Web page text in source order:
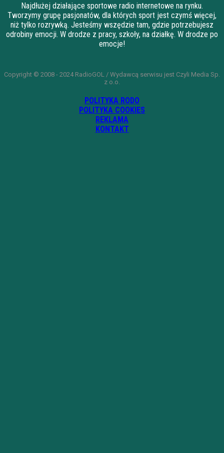
Najdłużej działające sportowe radio internetowe na rynku.
Tworzymy grupę pasjonatów, dla których sport jest czymś więcej,
niż tylko rozrywką. Jesteśmy wszędzie tam, gdzie potrzebujesz
odrobiny emocji. W drodze z pracy, szkoły, na działkę. W drodze po
emocje!
Copyright © 2008 - 2024 RadioGOL / Wydawcą serwisu jest Czyli Media Sp.
z o.o.
POLITYKA RODO
POLITYKA COOKIES
REKLAMA
KONTAKT